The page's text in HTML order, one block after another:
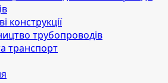
конструкції
трубопроводів
транспорт